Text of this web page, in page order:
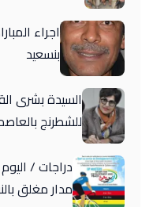
اجراء
بنسعيد
السيدة بشرى
للشطرنج
دراجات /
مدار مغلق